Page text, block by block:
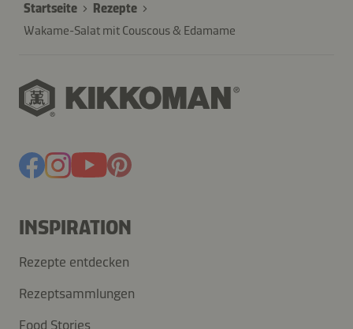
Startseite
Rezepte
Wakame-Salat mit Couscous & Edamame
INSPIRATION
Rezepte entdecken
Rezeptsammlungen
Food Stories